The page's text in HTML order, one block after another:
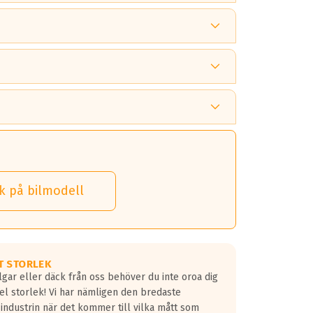
på.
däck.
på bilmodell
STORLEK
eller däck från oss behöver du inte oroa dig
storlek! Vi har nämligen den bredaste
när det kommer till vilka mått som